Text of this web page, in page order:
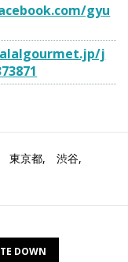
gyu
j
東京都, 渋谷,
DOWN